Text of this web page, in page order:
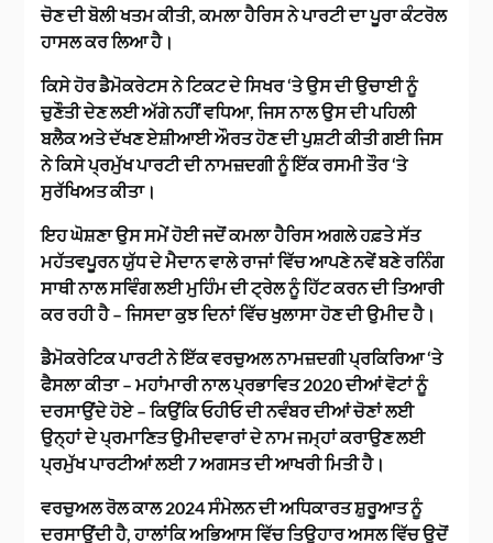
ਚੋਣ ਦੀ ਬੋਲੀ ਖਤਮ ਕੀਤੀ, ਕਮਲਾ ਹੈਰਿਸ ਨੇ ਪਾਰਟੀ ਦਾ ਪੂਰਾ ਕੰਟਰੋਲ
ਹਾਸਲ ਕਰ ਲਿਆ ਹੈ।
ਕਿਸੇ ਹੋਰ ਡੈਮੋਕਰੇਟਸ ਨੇ ਟਿਕਟ ਦੇ ਸਿਖਰ ‘ਤੇ ਉਸ ਦੀ ਉਚਾਈ ਨੂੰ
ਚੁਣੌਤੀ ਦੇਣ ਲਈ ਅੱਗੇ ਨਹੀਂ ਵਧਿਆ, ਜਿਸ ਨਾਲ ਉਸ ਦੀ ਪਹਿਲੀ
ਬਲੈਕ ਅਤੇ ਦੱਖਣ ਏਸ਼ੀਆਈ ਔਰਤ ਹੋਣ ਦੀ ਪੁਸ਼ਟੀ ਕੀਤੀ ਗਈ ਜਿਸ
ਨੇ ਕਿਸੇ ਪ੍ਰਮੁੱਖ ਪਾਰਟੀ ਦੀ ਨਾਮਜ਼ਦਗੀ ਨੂੰ ਇੱਕ ਰਸਮੀ ਤੌਰ ‘ਤੇ
ਸੁਰੱਖਿਅਤ ਕੀਤਾ।
ਇਹ ਘੋਸ਼ਣਾ ਉਸ ਸਮੇਂ ਹੋਈ ਜਦੋਂ ਕਮਲਾ ਹੈਰਿਸ ਅਗਲੇ ਹਫ਼ਤੇ ਸੱਤ
ਮਹੱਤਵਪੂਰਨ ਯੁੱਧ ਦੇ ਮੈਦਾਨ ਵਾਲੇ ਰਾਜਾਂ ਵਿੱਚ ਆਪਣੇ ਨਵੇਂ ਬਣੇ ਰਨਿੰਗ
ਸਾਥੀ ਨਾਲ ਸਵਿੰਗ ਲਈ ਮੁਹਿੰਮ ਦੀ ਟ੍ਰੇਲ ਨੂੰ ਹਿੱਟ ਕਰਨ ਦੀ ਤਿਆਰੀ
ਕਰ ਰਹੀ ਹੈ – ਜਿਸਦਾ ਕੁਝ ਦਿਨਾਂ ਵਿੱਚ ਖੁਲਾਸਾ ਹੋਣ ਦੀ ਉਮੀਦ ਹੈ।
ਡੈਮੋਕਰੇਟਿਕ ਪਾਰਟੀ ਨੇ ਇੱਕ ਵਰਚੁਅਲ ਨਾਮਜ਼ਦਗੀ ਪ੍ਰਕਿਰਿਆ ‘ਤੇ
ਫੈਸਲਾ ਕੀਤਾ – ਮਹਾਂਮਾਰੀ ਨਾਲ ਪ੍ਰਭਾਵਿਤ 2020 ਦੀਆਂ ਵੋਟਾਂ ਨੂੰ
ਦਰਸਾਉਂਦੇ ਹੋਏ – ਕਿਉਂਕਿ ਓਹੀਓ ਦੀ ਨਵੰਬਰ ਦੀਆਂ ਚੋਣਾਂ ਲਈ
ਉਨ੍ਹਾਂ ਦੇ ਪ੍ਰਮਾਣਿਤ ਉਮੀਦਵਾਰਾਂ ਦੇ ਨਾਮ ਜਮ੍ਹਾਂ ਕਰਾਉਣ ਲਈ
ਪ੍ਰਮੁੱਖ ਪਾਰਟੀਆਂ ਲਈ 7 ਅਗਸਤ ਦੀ ਆਖਰੀ ਮਿਤੀ ਹੈ।
ਵਰਚੁਅਲ ਰੋਲ ਕਾਲ 2024 ਸੰਮੇਲਨ ਦੀ ਅਧਿਕਾਰਤ ਸ਼ੁਰੂਆਤ ਨੂੰ
ਦਰਸਾਉਂਦੀ ਹੈ, ਹਾਲਾਂਕਿ ਅਭਿਆਸ ਵਿੱਚ ਤਿਉਹਾਰ ਅਸਲ ਵਿੱਚ ਉਦੋਂ